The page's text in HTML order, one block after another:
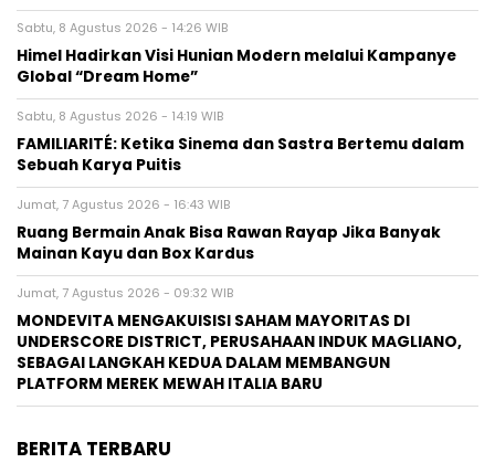
Sabtu, 8 Agustus 2026 - 14:26 WIB
Himel Hadirkan Visi Hunian Modern melalui Kampanye
Global “Dream Home”
Sabtu, 8 Agustus 2026 - 14:19 WIB
FAMILIARITÉ: Ketika Sinema dan Sastra Bertemu dalam
Sebuah Karya Puitis
Jumat, 7 Agustus 2026 - 16:43 WIB
Ruang Bermain Anak Bisa Rawan Rayap Jika Banyak
Mainan Kayu dan Box Kardus
Jumat, 7 Agustus 2026 - 09:32 WIB
MONDEVITA MENGAKUISISI SAHAM MAYORITAS DI
UNDERSCORE DISTRICT, PERUSAHAAN INDUK MAGLIANO,
SEBAGAI LANGKAH KEDUA DALAM MEMBANGUN
PLATFORM MEREK MEWAH ITALIA BARU
BERITA TERBARU